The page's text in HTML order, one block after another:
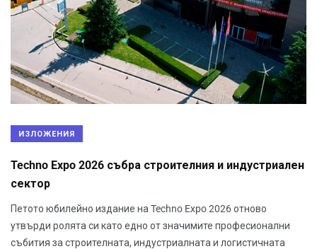
ИЗЛОЖЕНИЯ
Techno Expo 2026 събра строителния и индустриален
сектор
Петото юбилейно издание на Techno Expo 2026 отново
утвърди ролята си като едно от значимите професионални
събития за строителната, индустриалната и логистичната